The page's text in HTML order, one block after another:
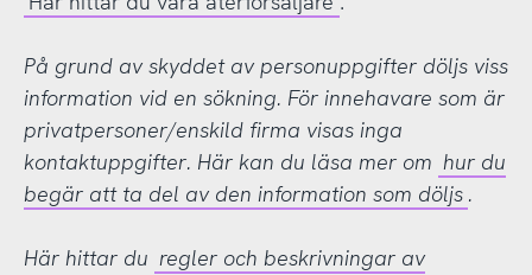
På grund av skyddet av personuppgifter döljs viss
information vid en sökning. För innehavare som är
privatpersoner/enskild firma visas inga
kontaktuppgifter. Här kan du läsa mer om hur du
begär att ta del av den information som döljs .
Här hittar du regler och beskrivningar av